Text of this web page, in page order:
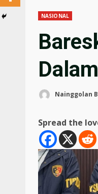
NASIONAL
Nainggolan
Spread the